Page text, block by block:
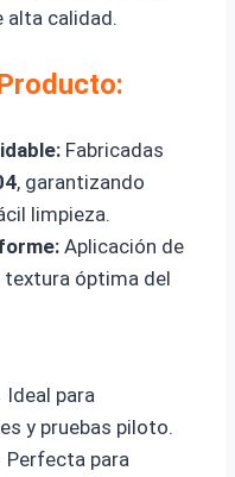
alta calidad.
Fabricadas
, garantizando
limpieza.
Aplicación de
textura óptima del
Ideal para
y pruebas piloto.
Perfecta para